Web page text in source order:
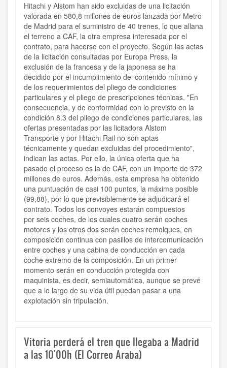
Hitachi y Alstom han sido excluidas de una licitación
valorada en 580,8 millones de euros lanzada por Metro
de Madrid para el suministro de 40 trenes, lo que allana
el terreno a CAF, la otra empresa interesada por el
contrato, para hacerse con el proyecto. Según las actas
de la licitación consultadas por Europa Press, la
exclusión de la francesa y de la japonesa se ha
decidido por el incumplimiento del contenido mínimo y
de los requerimientos del pliego de condiciones
particulares y el pliego de prescripciones técnicas. "En
consecuencia, y de conformidad con lo previsto en la
condición 8.3 del pliego de condiciones particulares, las
ofertas presentadas por las licitadora Alstom
Transporte y por Hitachi Rail no son aptas
técnicamente y quedan excluidas del procedimiento",
indican las actas. Por ello, la única oferta que ha
pasado el proceso es la de CAF, con un importe de 372
millones de euros. Además, esta empresa ha obtenido
una puntuación de casi 100 puntos, la máxima posible
(99,88), por lo que previsiblemente se adjudicará el
contrato. Todos los convoyes estarán compuestos
por seis coches, de los cuales cuatro serán coches
motores y los otros dos serán coches remolques, en
composición continua con pasillos de intercomunicación
entre coches y una cabina de conducción en cada
coche extremo de la composición. En un primer
momento serán en conducción protegida con
maquinista, es decir, semiautomática, aunque se prevé
que a lo largo de su vida útil puedan pasar a una
explotación sin tripulación.
Vitoria perderá el tren que llegaba a Madrid
a las 10'00h (El Correo Araba)